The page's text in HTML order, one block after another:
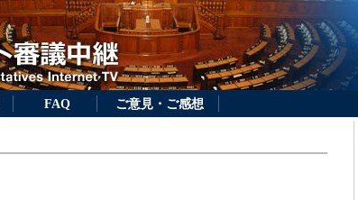
FAQ ご意見・ご感想